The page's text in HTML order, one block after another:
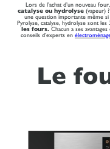
Lors de l’achat d’un nouveau
catalyse ou hydrolyse(vapeur) ?
une question importante même
Pyrolyse, catalyse, hydrolyse sont les
les fours.Chacun a ses
conseils d’experts en
Le